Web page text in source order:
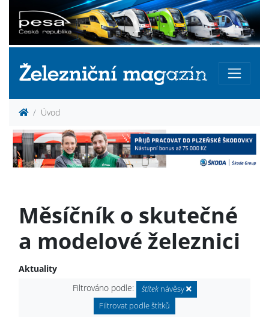
Úvod
Měsíčník o skutečné
a modelové železnici
Aktuality
Filtrováno podle:
štíteknávěsy
Filtrovat podle štítků